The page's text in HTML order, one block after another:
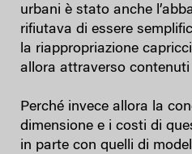
urbani è stato anche
rifiutava di essere
la riappropriazione
allora attraverso
Perché invece allora la
dimensione e i costi di
in parte con quelli di